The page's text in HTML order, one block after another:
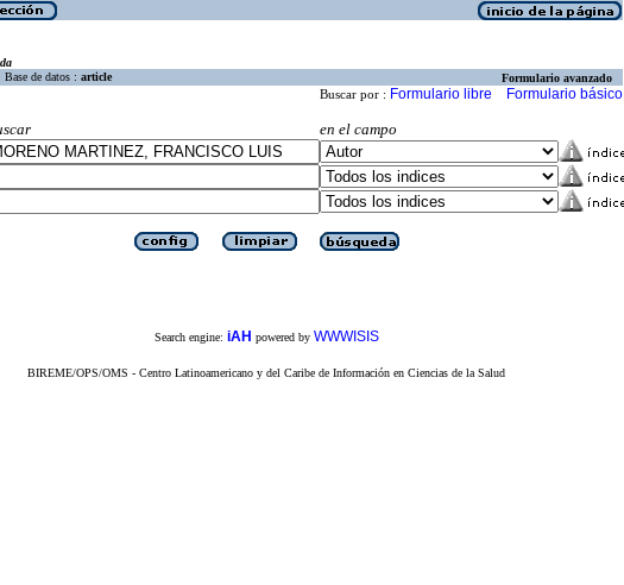
Base de datos : article Formulario avanzado
Buscar por : Formulario libre Formulario básico
en el campo
Search engine: iAH powered by WWWISIS
BIREME/OPS/OMS - Centro Latinoamericano y del Caribe de Información en Ciencias de la Salud